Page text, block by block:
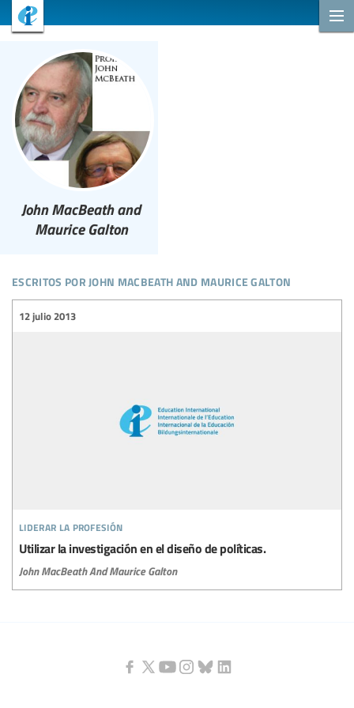
John MacBeath and
Maurice Galton
escritos por john macbeath and maurice galton
liderar la profesión
12 julio 2013
Utilizar la investigación en el diseño de políticas.
John MacBeath And Maurice Galton